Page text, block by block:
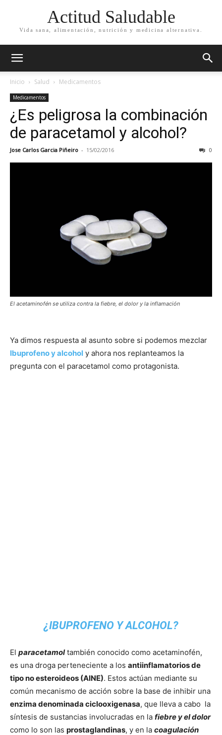
Actitud Saludable
Vida sana, alimentación, nutrición y medicina alternativa.
Inicio Salud Medicamentos
Medicamentos
¿Es peligrosa la combinación
de paracetamol y alcohol?
Jose Carlos Garcia Piñeiro - 15/02/2016 0
El acetaminofén se utiliza contra la fiebre, el dolor y la inflamación
Ya dimos respuesta al asunto sobre si podemos mezclar
Ibuprofeno y alcohol y ahora nos replanteamos la
pregunta con el paracetamol como protagonista.
¿IBUPROFENO Y ALCOHOL?
El paracetamoltambién conocido como acetaminofén,
es una droga perteneciente a los antiinflamatorios de
tipo no esteroideos (AINE). Estos actúan mediante su
común mecanismo de acción sobre la base de inhibir una
enzima denominada ciclooxigenasa, que lleva a cabo la
síntesis de sustancias involucradas en la fiebre y el dolor
como lo son las prostaglandinas, y en la coagulación